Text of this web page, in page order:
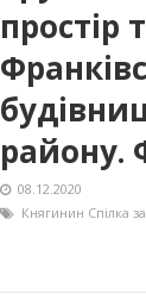
простір
району.
08.12.2020
Княгинин Спілка